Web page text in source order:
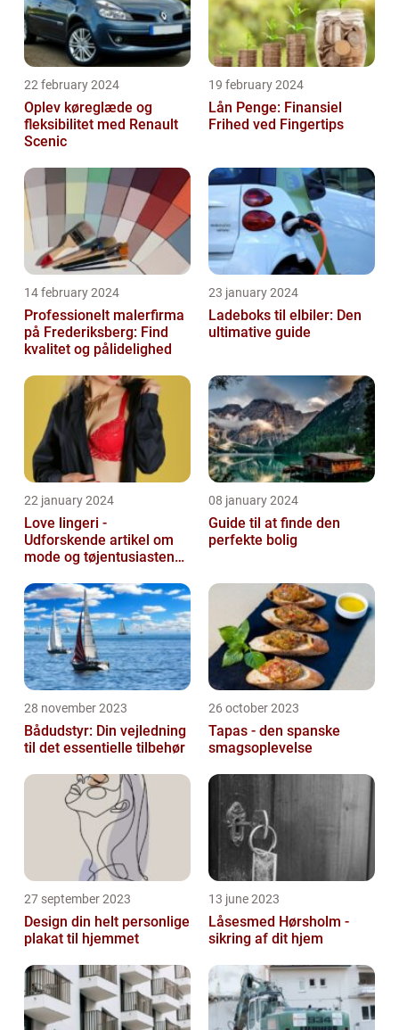
22 february 2024
Oplev køreglæde og
fleksibilitet med Renault
Scenic
19 february 2024
Lån Penge: Finansiel
Frihed ved Fingertips
14 february 2024
Professionelt malerfirma
på Frederiksberg: Find
kvalitet og pålidelighed
23 january 2024
Ladeboks til elbiler: Den
ultimative guide
22 january 2024
Love lingeri -
Udforskende artikel om
mode og tøjentusiastens
08 january 2024
Guide til at finde den
perfekte bolig
28 november 2023
Bådudstyr: Din vejledning
til det essentielle tilbehør
26 october 2023
Tapas - den spanske
smagsoplevelse
27 september 2023
Design din helt personlige
plakat til hjemmet
13 june 2023
Låsesmed Hørsholm -
sikring af dit hjem